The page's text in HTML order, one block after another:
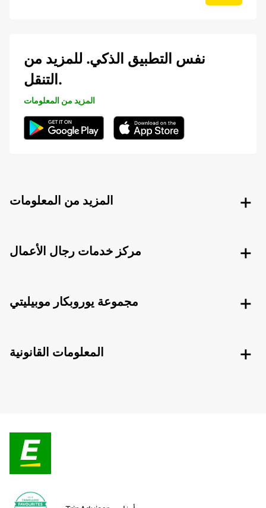
نفس التطبيق الذكي. للمزيد من
التنقل.
المزيد من المعلومات
المزيد من المعلومات
مركز خدمات رجال الأعمال
مجموعة يوروبكار موبيليتي
المعلومات القانونية